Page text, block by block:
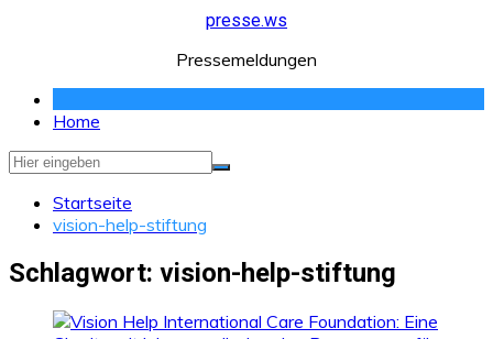
presse.ws
Pressemeldungen
Home
Startseite
vision-help-stiftung
Schlagwort: vision-help-stiftung